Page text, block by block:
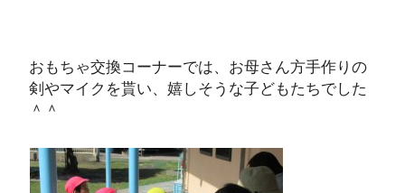
おもちゃ交換コーナーでは、お母さん方手作りの
剣やマイクを貰い、嬉しそうな子どもたちでした
＾＾